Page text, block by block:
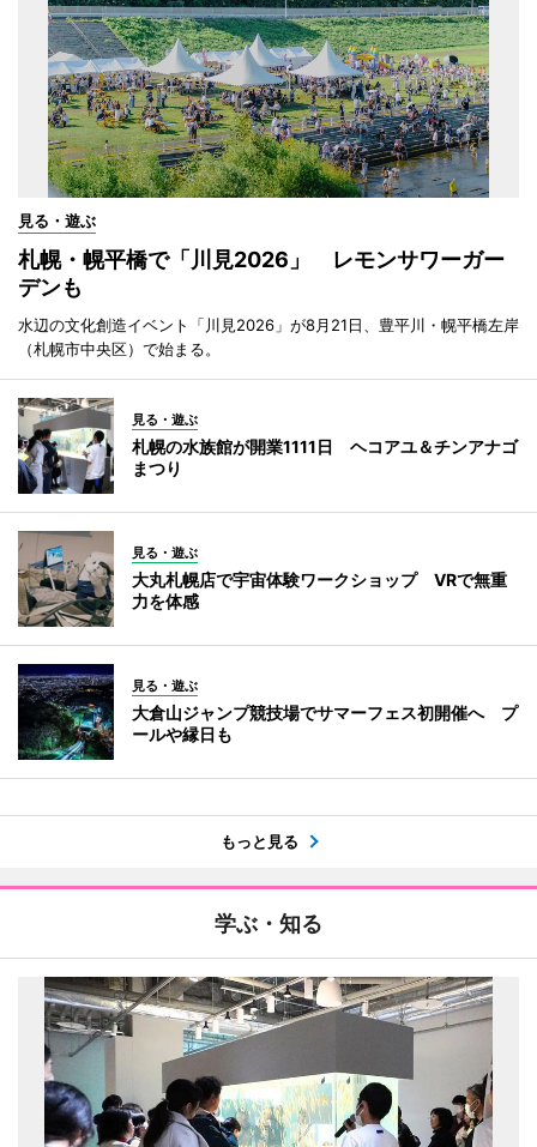
見る・遊ぶ
札幌・幌平橋で「川見2026」 レモンサワーガー
デンも
水辺の文化創造イベント「川見2026」が8月21日、豊平川・幌平橋左岸
（札幌市中央区）で始まる。
見る・遊ぶ
札幌の水族館が開業1111日 ヘコアユ＆チンアナゴ
まつり
見る・遊ぶ
大丸札幌店で宇宙体験ワークショップ VRで無重
力を体感
見る・遊ぶ
大倉山ジャンプ競技場でサマーフェス初開催へ プ
ールや縁日も
もっと見る
学ぶ・知る